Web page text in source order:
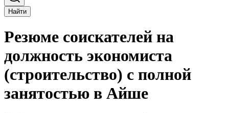
Найти
Резюме соискателей на
должность экономиста
(строительство) с полной
занятостью в Айше